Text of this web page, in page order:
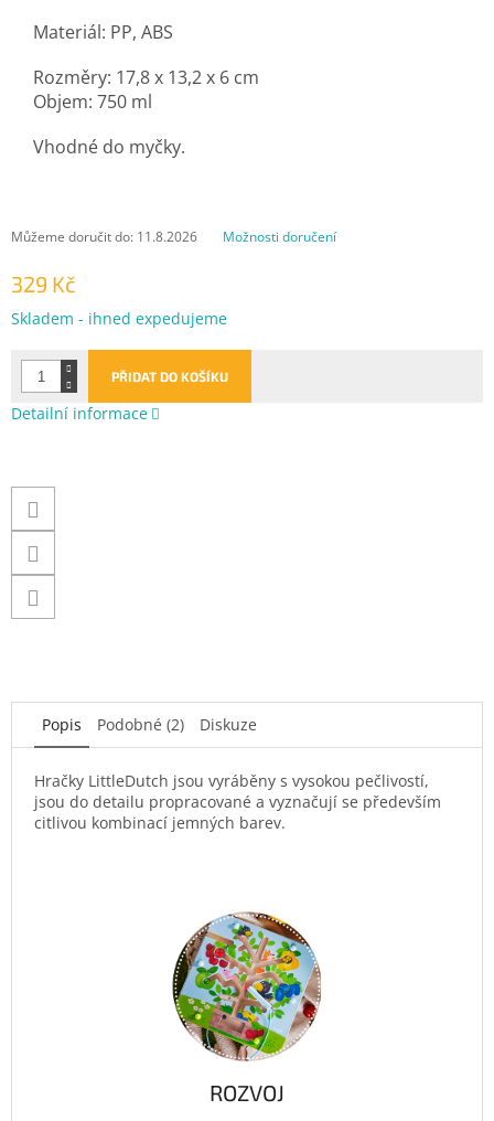
329 Kč
Měrná
Skladem - ihned expedujeme
Můžeme doručit do: 11.8.2026 Možnosti doručení
PŘIDAT DO KOŠÍKU
Materiál: PP, ABS
Rozměry: 17,8 x 13,2 x 6 cm
Objem: 750 ml
Vhodné do myčky.
Detailní informace
Popis Podobné (2) Diskuze
Hračky LittleDutch jsou vyráběny s vysokou pečlivostí,
jsou do detailu propracované a vyznačují se především
citlivou kombinací jemných barev.
ROZVOJ